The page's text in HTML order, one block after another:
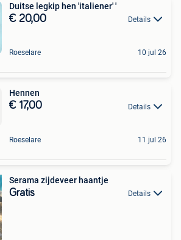
Duitse legkip hen 'italiener' '
€ 20,00 Details
Roeselare 10 jul 26
Hennen
€ 17,00 Details
Roeselare 11 jul 26
Serama zijdeveer haantje
Gratis Details